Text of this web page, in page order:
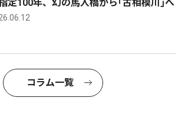
定100年、幻の馬入橋から｢古相模川｣へ
コラム一覧